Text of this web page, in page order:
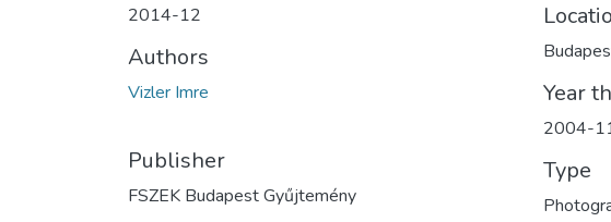
2014-12
Authors
Vizler Imre
Publisher
FSZEK Budapest Gyűjtemény
Year
2004-
Type